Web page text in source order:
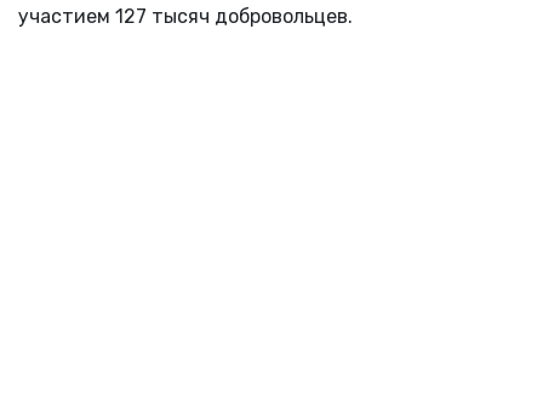
участием 127 тысяч добровольцев.